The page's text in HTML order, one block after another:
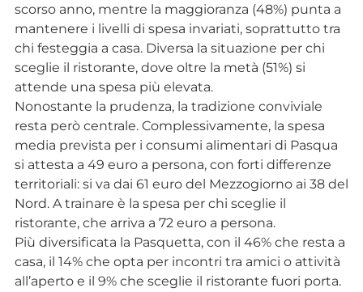
scorso anno, mentre la maggioranza (48%) punta a
mantenere i livelli di spesa invariati, soprattutto tra
chi festeggia a casa. Diversa la situazione per chi
sceglie il ristorante, dove oltre la metà (51%) si
attende una spesa più elevata.
Nonostante la prudenza, la tradizione conviviale
resta però centrale. Complessivamente, la spesa
media prevista per i consumi alimentari di Pasqua
si attesta a 49 euro a persona, con forti differenze
territoriali: si va dai 61 euro del Mezzogiorno ai 38 del
Nord. A trainare è la spesa per chi sceglie il
ristorante, che arriva a 72 euro a persona.
Più diversificata la Pasquetta, con il 46% che resta a
casa, il 14% che opta per incontri tra amici o attività
all’aperto e il 9% che sceglie il ristorante fuori porta.